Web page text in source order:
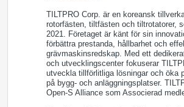
TILTPRO Corp. är en koreansk
rotorfästen, tiltfästen och tiltrotatorer,
2021. Företaget är känt för sin
förbättra prestanda, hållbarhet och
grävmaskinsredskap. Med ett
och utvecklingscenter fokuserar
utveckla tillförlitliga lösningar och öka
på bygg- och anläggningsplatser.
Open-S Alliance som Associerad